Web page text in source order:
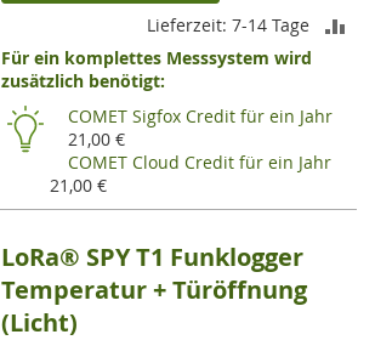
Lieferzeit: 7-14 Tage
Für ein komplettes Messsystem wird
zusätzlich benötigt:
COMET Sigfox Credit für ein Jahr
21,00 €
COMET Cloud Credit für ein Jahr
21,00 €
LoRa® SPY T1 Funklogger
Temperatur + Türöffnung
(Licht)